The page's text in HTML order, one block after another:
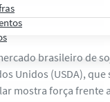
brasileiro de
Unidos (USDA),
mostra força frente